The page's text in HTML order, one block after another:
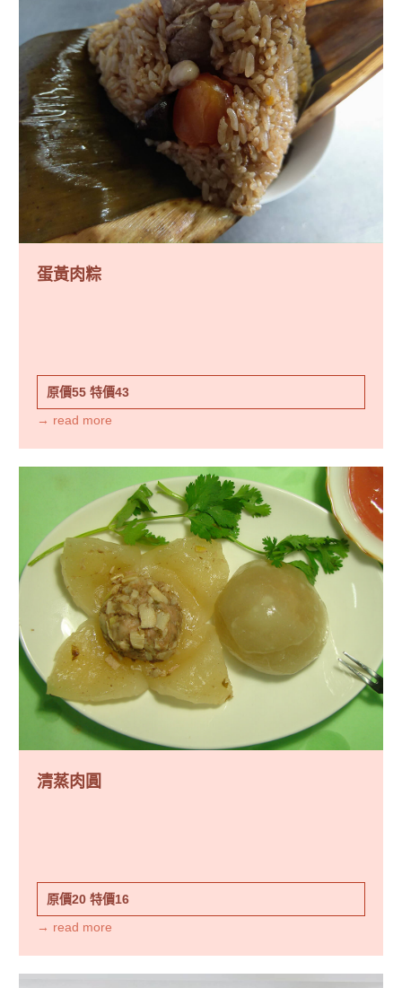
蛋黃肉粽
原價55 特價43
→ read more
清蒸肉圓
原價20 特價16
→ read more